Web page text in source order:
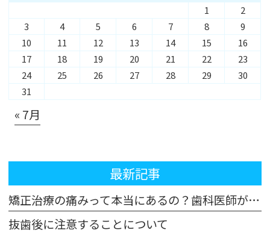
1
2
3
4 5 6 7 8
9
10
11 12 13 14 15
16
17
18 19 20 21 22
23
24
25 26 27 28 29
30
31
« 7月
最新記事
矯正治療の痛みって本当にあるの？歯科医師が解説！体験談も交えてご紹介します
抜歯後に注意することについて